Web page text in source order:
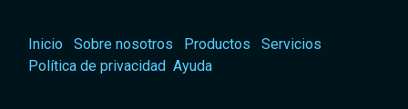
Inicio Sobre nosotros Productos
Servicios
Política de privacidad Ayuda